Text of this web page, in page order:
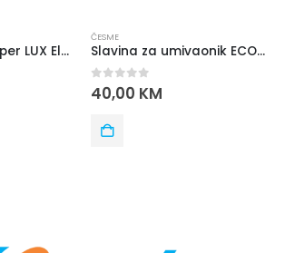
Slavina za sudoper LUX Elegance Grifos
ČESME
Slavina za umivaonik ECO Grifos
0out of 5
40,00 KM